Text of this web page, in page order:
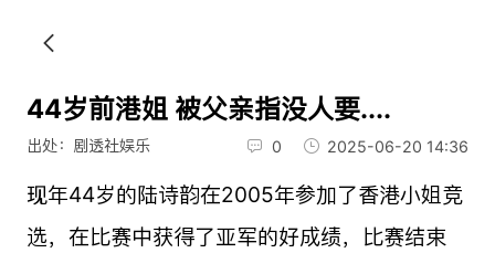
44岁前港姐 被父亲指没人要....
出处：剧透社娱乐 0 2025-06-20 14:36
现年44岁的陆诗韵在2005年参加了香港小姐竞
选，在比赛中获得了亚军的好成绩，比赛结束